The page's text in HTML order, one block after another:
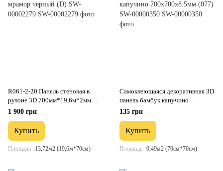
R061-2-20 Панель стеновая в
рулоне 3D 700мм*19,6м*2мм
мрамор чёрный (D) SW-00002279
1 900 грн
Купить
Площадь 13,72м2 (19,6м*70см)
Самоклеющаяся декоративная 3D
панель бамбук капучино
700x700x8.5мм (077) SW-
135 грн
Купить
Площадь 0,49м2 (70см*70см)